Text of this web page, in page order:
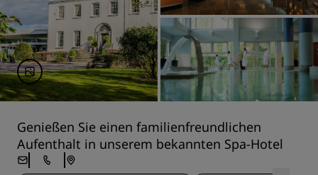
Genießen Sie einen familienfreundlichen
Aufenthalt in unserem bekannten Spa-Hotel